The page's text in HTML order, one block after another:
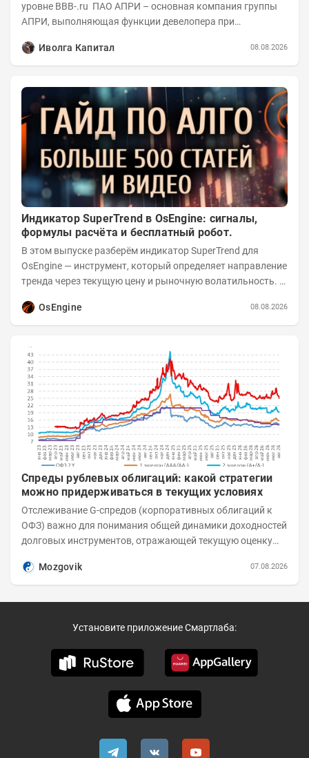
уровне BBB-.ru ПАО АПРИ – основная компания группы
АПРИ, выполняющая функции девелопера при
Иволга Капитал
08.08.2026
Индикатор SuperTrend в OsEngine: сигналы,
формулы расчёта и бесплатный робот.
В этом выпуске разберём индикатор SuperTrend для
OsEngine — инструмент, который определяет направление
тренда через текущую цену и рыночную волатильность. В
OsEngine
08.08.2026
Спреды рублевых облигаций: какой стратегии
можно придерживаться в текущих условиях
Отслеживание G-спредов (корпоративных облигаций к
ОФЗ) важно для понимания общей динамики доходностей
долговых инструментов, отражающей текущую оценку
Mozgovik
07.08.2026
Установите приложение Смартлаба: